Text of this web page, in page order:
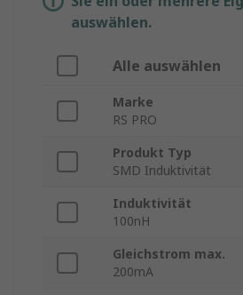
auswählen.
Alle auswählen
Marke
RS PRO
Produkt Typ
SMD Induktivität
Induktivität
100nH
Gleichstrom max.
200mA